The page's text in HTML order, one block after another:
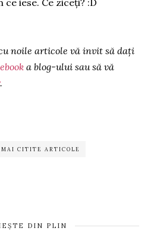
iese. Ce ziceți? :D
noile articole vă invit să dați
a blog-ului sau să vă
.
MAI CITITE ARTICOLE
DIN PLIN